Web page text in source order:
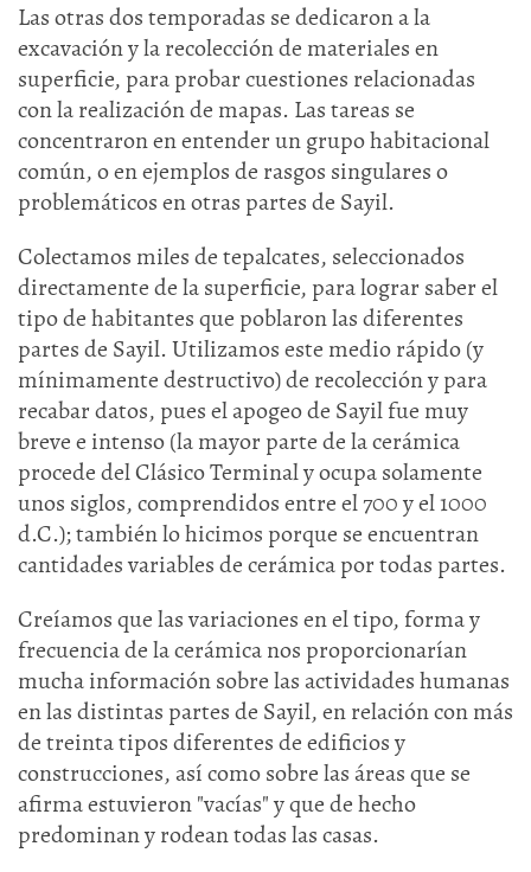
Las otras dos temporadas se dedicaron a la
excavación y la recolección de materiales en
superficie, para probar cuestiones relacionadas
con la realización de mapas. Las tareas se
concentraron en entender un grupo habitacional
común, o en ejemplos de rasgos singulares o
problemáticos en otras partes de Sayil.
Colectamos miles de tepalcates, seleccionados
directamente de la superficie, para lograr saber el
tipo de habitantes que poblaron las diferentes
partes de Sayil. Utilizamos este medio rápido (y
mínimamente destructivo) de recolección y para
recabar datos, pues el apogeo de Sayil fue muy
breve e intenso (la mayor parte de la cerámica
procede del Clásico Terminal y ocupa solamente
unos siglos, comprendidos entre el 700 y el 1000
d.C.); también lo hicimos porque se encuentran
cantidades variables de cerámica por todas partes.
Creíamos que las variaciones en el tipo, forma y
frecuencia de la cerámica nos proporcionarían
mucha información sobre las actividades humanas
en las distintas partes de Sayil, en relación con más
de treinta tipos diferentes de edificios y
construcciones, así como sobre las áreas que se
afirma estuvieron "vacías" y que de hecho
predominan y rodean todas las casas.